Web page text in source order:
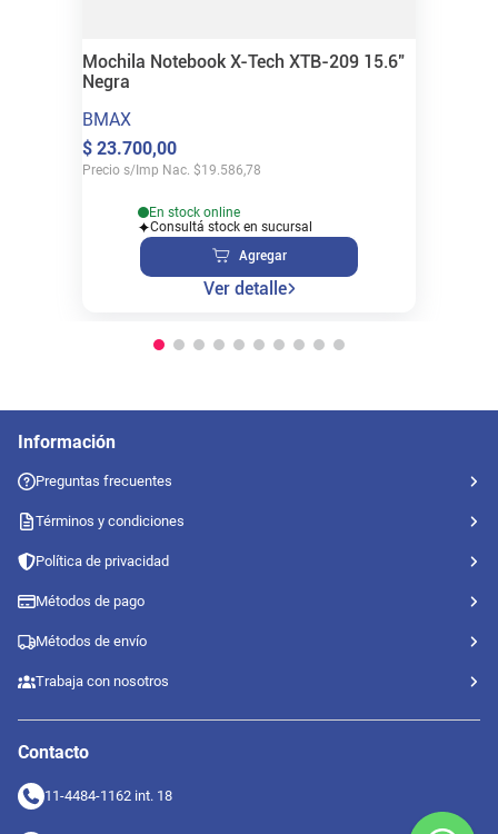
Mochila Notebook X-Tech XTB-209 15.6"
Negra
BMAX
$ 23.700,00
Precio s/Imp Nac. $19.586,78
En stock online
Consultá stock en sucursal
Agregar
Ver detalle
Información
Preguntas frecuentes
Términos y condiciones
Política de privacidad
Métodos de pago
Métodos de envío
Trabaja con nosotros
Contacto
11-4484-1162 int. 18